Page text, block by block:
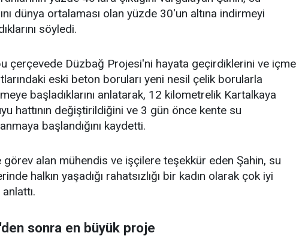
dünya ortalaması olan yüzde 30'un altına indirmeyi
söyledi.
çerçevede Düzbağ Projesi'ni hayata geçirdiklerini ve içme
eski beton boruları yeni nesil çelik borularla
başladıklarını anlatarak, 12 kilometrelik Kartalkaya
hattının değiştirildiğini ve 3 gün önce kente su
başlandığını kaydetti.
görev alan mühendis ve işçilere teşekkür eden Şahin, su
halkın yaşadığı rahatsızlığı bir kadın olarak çok iyi
sonra en büyük proje